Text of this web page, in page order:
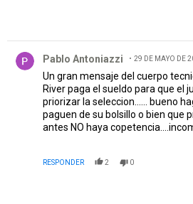
Pablo Antoniazzi 29 DE MAYO DE
Un gran mensaje del cuerpo
River paga el sueldo para que el
priorizar la seleccion...... bueno
paguen de su bolsillo o bien que
antes NO haya
Acuña merecio estar en el
y de dimaria que hacen negocios
RESPONDER 2 0